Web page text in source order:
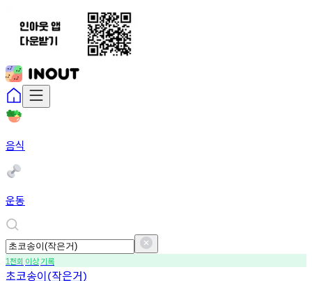
음식
운동
1천회 이상기록
초코송이(작은거)